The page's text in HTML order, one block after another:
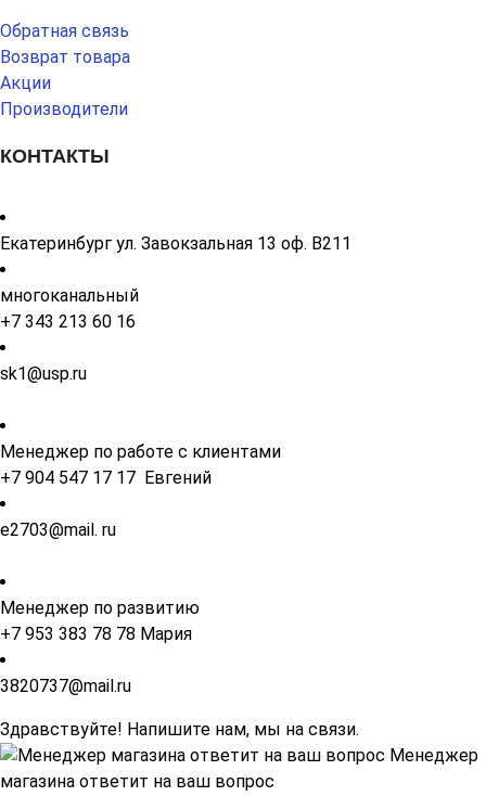
Обратная связь
Возврат товара
Акции
Производители
КОНТАКТЫ
Екатеринбург ул. Завокзальная 13 оф. В211
многоканальный
+7 343 213 60 16
sk1@usp.ru
Менеджер по работе с клиентами
+7 904 547 17 17 Евгений
e2703@mail. ru
Менеджер по развитию
+7 953 383 78 78 Мария
3820737@mail.ru
Здравствуйте! Напишите нам, мы на связи.
Менеджер
магазина ответит на ваш вопрос